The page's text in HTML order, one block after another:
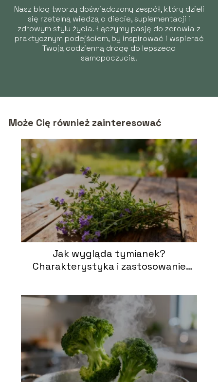
Nasz blog tworzy doświadczony zespół, który dzieli
się rzetelną wiedzą o diecie, suplementacji i
zdrowym stylu życia. Łączymy pasję do zdrowia z
praktycznym podejściem, by inspirować i wspierać
Twoją codzienną drogę do lepszego
samopoczucia.
Może Cię również zainteresować
Jak wygląda tymianek?
Charakterystyka i zastosowanie